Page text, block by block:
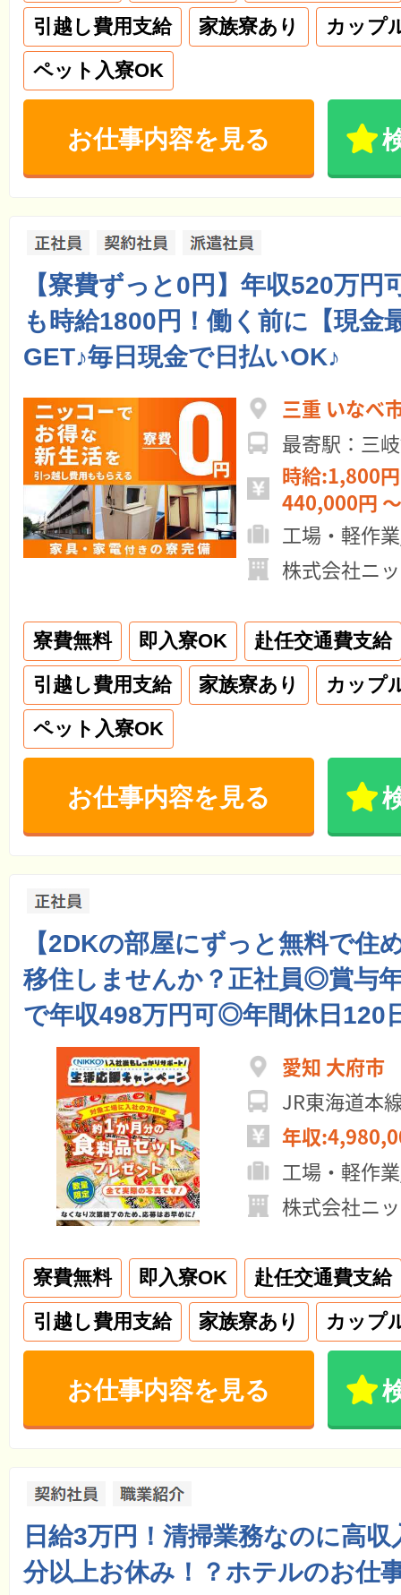
引越し費用支給
家族寮あり
カップ
ペット入寮OK
お仕事内容を見る
【寮費ずっと0円】年収520万
も時給1800円！働く前に【現金
GET♪毎日現金で日払いOK♪
三重 いなべ
最寄駅：三
時給:1,800
440,000円
工場・軽作
株式会社ニ
寮費無料 即入寮OK
赴任交通費支給
引越し費用支給
家族寮あり
カップ
ペット入寮OK
お仕事内容を見る
【2DKの部屋にずっと無料で住
移住しませんか？正社員◎賞与
で年収498万円可◎年間休日120
愛知 大府市
JR東海道本
年収
工場・軽作
株式会社ニ
寮費無料 即入寮OK
赴任交通費支給
引越し費用支給
家族寮あり カップ
お仕事内容を見る
日給3万円！清掃業務なのに高
分以上お休み！？ホテルのお仕